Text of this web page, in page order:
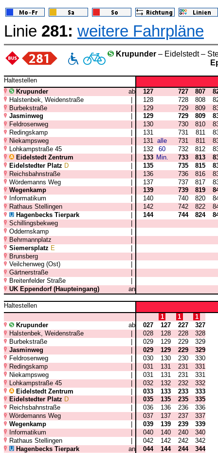
Linie 281: weitere Fahrpläne
Krupunder – Eidelstedt –
Haltestellen
Krupunder
ab 127 727 807
Halstenbek, Weidenstraße
| 128 728 808
Burbekstraße
| 129 729 809
Jasminweg
129 729 809
Feldrosenweg
130 730 810
Redingskamp
131 731 811
Niekampsweg
131 alle 731 811
Lohkampstraße 45
132 60 732 812
Eidelstedt Zentrum
133 Min. 733 813
Eidelstedter Platz D 135 735 815
Reichsbahnstraße
| 136 736 816
Wördemanns Weg
| 137 737 817
Wegenkamp
139 739 819
Informatikum
140 740 820
Rathaus Stellingen
142 742 822
Hagenbecks Tierpark
144 744 824
Schillingsbekweg
Oddernskamp
Behrmannplatz
Siemersplatz E
|
Brunsberg
|
Veilchenweg (Ost)
Gärtnerstraße
Breitenfelder Straße
UK Eppendorf (Haupteingang)
an
Haltestellen
1
1
1
Krupunder
ab 027 127 227
327
Halstenbek, Weidenstraße
028 128 228
328
Burbekstraße
029 129 229
329
Jasminweg
029 129 229
329
Feldrosenweg
030 130 230
330
Redingskamp
031 131 231
331
Niekampsweg
| 031 131 231
331
Lohkampstraße 45
| 032 132 232
332
Eidelstedt Zentrum
| 033 133 233
333
Eidelstedter Platz D 035 135 235
335
Reichsbahnstraße
036 136 236
336
Wördemanns Weg
037 137 237
337
Wegenkamp
039 139 239
339
Informatikum
040 140 240
340
Rathaus Stellingen
042 142 242
342
Hagenbecks Tierpark
an 044 144 244 344